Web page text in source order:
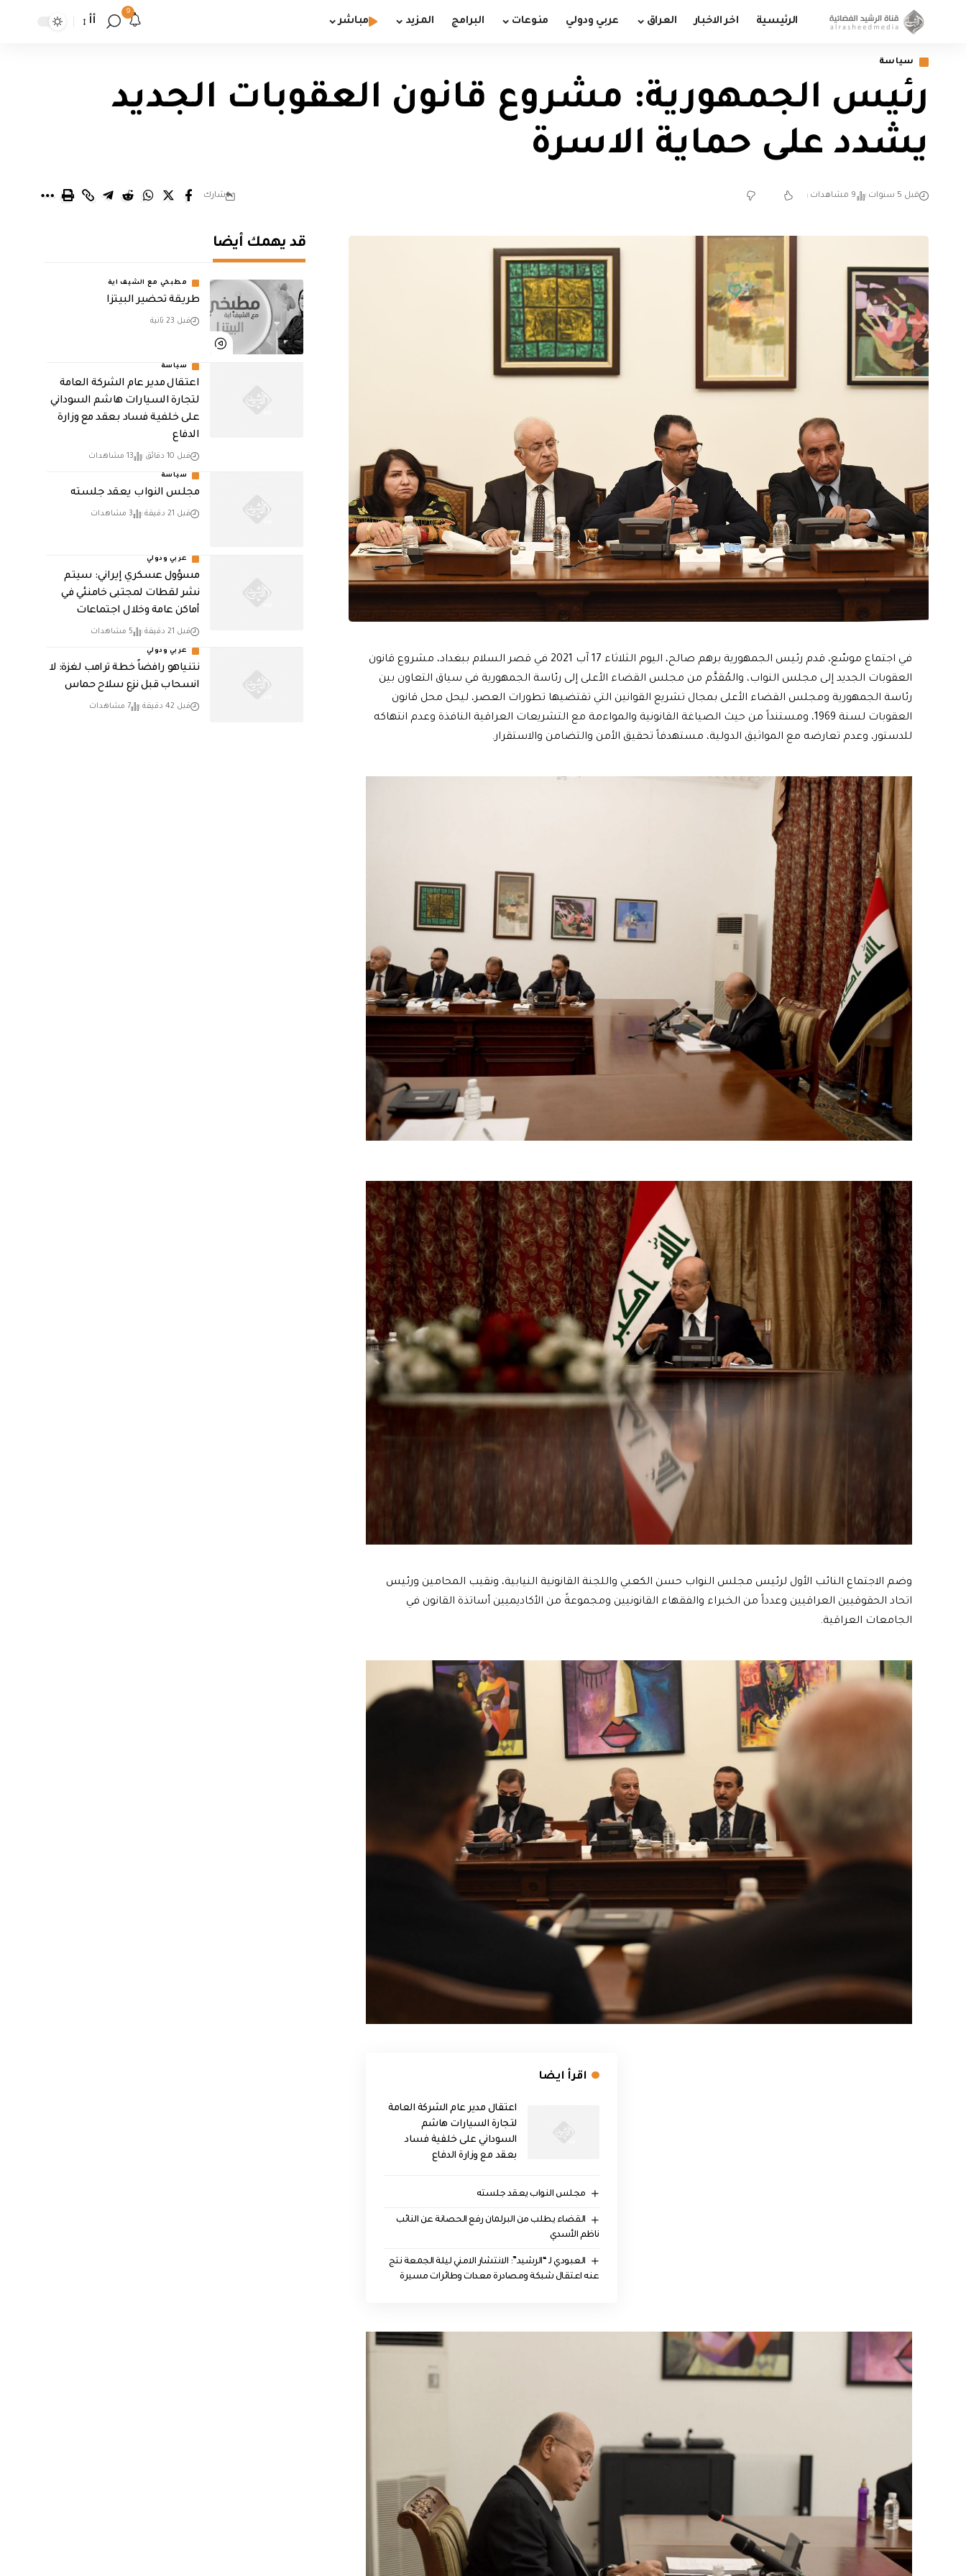
الرئيسية اخر الاخبار العراق عربي ودولي منوعات البرامج المزيد مباشر
9
أأ
سياسة
رئيس الجمهورية: مشروع قانون العقوبات الجديد
يشدد على حماية الاسرة
قبل 5 سنوات 9 مشاهدات شارك
في اجتماع موسّع، قدم رئيس الجمهورية برهم صالح، اليوم الثلاثاء 17 آب 2021 في قصر السلام ببغداد، مشروع قانون
العقوبات الجديد إلى مجلس النواب، والمُقدَّم من مجلس القضاء الأعلى إلى رئاسة الجمهورية في سياق التعاون بين
رئاسة الجمهورية ومجلس القضاء الأعلى بمجال تشريع القوانين التي تقتضيها تطورات العصر، ليحل محل قانون
العقوبات لسنة 1969، ومستنداً من حيث الصياغة القانونية والمواءمة مع التشريعات العراقية النافذة وعدم انتهاكه
للدستور، وعدم تعارضه مع المواثيق الدولية، مستهدفاً تحقيق الأمن والتضامن والاستقرار.
وضم الاجتماع النائب الأول لرئيس مجلس النواب حسن الكعبي واللجنة القانونية النيابية، ونقيب المحامين ورئيس
اتحاد الحقوقيين العراقيين وعدداً من الخبراء والفقهاء القانونيين ومجموعةً من الأكاديميين أساتذة القانون في
الجامعات العراقية.
اقرأ ايضا
اعتقال مدير عام الشركة العامة
لتجارة السيارات هاشم
السوداني على خلفية فساد
بعقد مع وزارة الدفاع
مجلس النواب يعقد جلسته
القضاء يطلب من البرلمان رفع الحصانة عن النائب
ناظم الأسدي
العبودي لـ “الرشيد”: الانتشار الامني ليلة الجمعة نتج
عنه اعتقال شبكة ومصادرة معدات وطائرات مسيرة
قد يهمك أيضا
مطبخي مع الشيف اية
طريقة تحضير البيتزا
قبل 23 ثانية
سياسة
اعتقال مدير عام الشركة العامة
لتجارة السيارات هاشم السوداني
على خلفية فساد بعقد مع وزارة
الدفاع
قبل 10 دقائق 13 مشاهدات
سياسة
مجلس النواب يعقد جلسته
قبل 21 دقيقة 3 مشاهدات
عربي ودولي
مسؤول عسكري إيراني: سيتم
نشر لقطات لمجتبى خامنئي في
أماكن عامة وخلال اجتماعات
قبل 21 دقيقة 5 مشاهدات
عربي ودولي
نتنياهو رافضاً خطة ترامب لغزة: لا
انسحاب قبل نزع سلاح حماس
قبل 42 دقيقة 7 مشاهدات